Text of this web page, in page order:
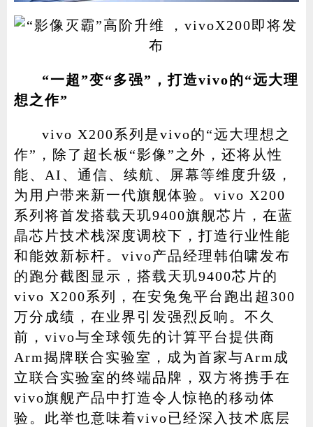
“一超”变“多强”，打造vivo的“远大理
想之作”
vivo X200系列是vivo的“远大理想之
作”，除了超长板“影像”之外，还将从性
能、AI、通信、续航、屏幕等维度升级，
为用户带来新一代旗舰体验。vivo X200
系列将首发搭载天玑9400旗舰芯片，在蓝
晶芯片技术栈深度调校下，打造行业性能
和能效新标杆。vivo产品经理韩伯啸发布
的跑分截图显示，搭载天玑9400芯片的
vivo X200系列，在安兔兔平台跑出超300
万分成绩，在业界引发强烈反响。不久
前，vivo与全球领先的计算平台提供商
Arm揭牌联合实验室，成为首家与Arm成
立联合实验室的终端品牌，双方将携手在
vivo旗舰产品中打造令人惊艳的移动体
验。此举也意味着vivo已经深入技术底层